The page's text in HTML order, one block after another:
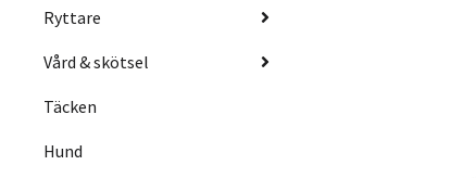
Ryttare
Vård & skötsel
Täcken
Hund